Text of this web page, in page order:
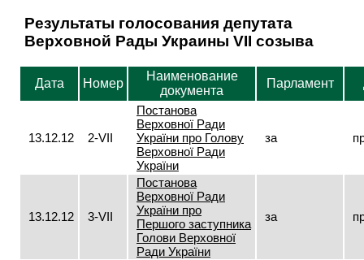
Результаты голосования депутата
Верховной Рады Украины VII созыва
Дата Номер
Наименование
документа
Парламент
13.12.12 2-VII
Постанова
Верховної Ради
України про Голову
Верховної Ради
України
за
13.12.12 3-VII
Постанова
Верховної Ради
України про
Першого заступника
Голови Верховної
Ради України
за